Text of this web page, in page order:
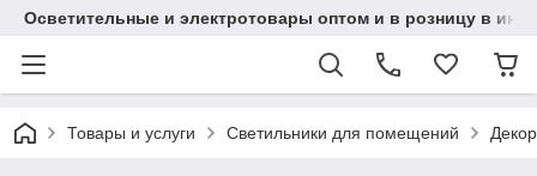
Осветительные и электротовары оптом и в розницу в
Товары и услуги Светильники для помещений